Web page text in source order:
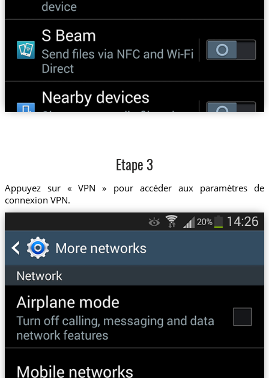
Etape 3
Appuyez sur « VPN » pour accéder aux paramètres de
connexion VPN.